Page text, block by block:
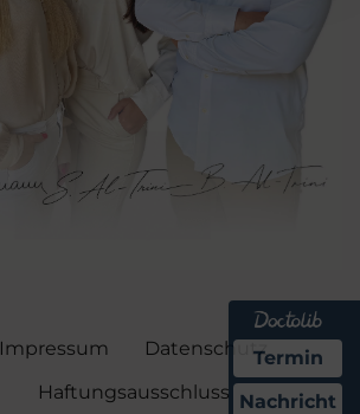
Impressum
Datenschutz
Haftungsausschluss
Termin
Nachricht